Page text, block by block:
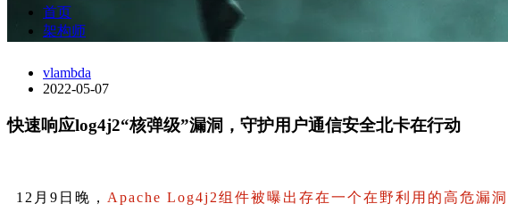
首页
架构师
vlambda
2022-05-07
快速响应log4j2“核弹级”漏洞，守护用户通信安全北卡在行动
12月9日晚， Apache Log4j2组件被曝出存在一个在野利用的高危漏